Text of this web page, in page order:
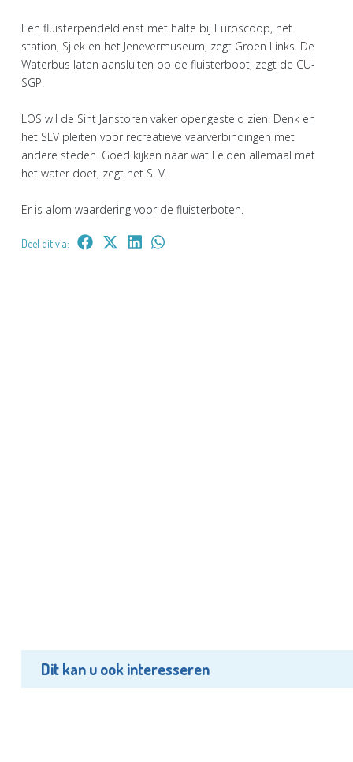
Een fluisterpendeldienst met halte bij Euroscoop, het
station, Sjiek en het Jenevermuseum, zegt Groen Links. De
Waterbus laten aansluiten op de fluisterboot, zegt de CU-
SGP.
LOS wil de Sint Janstoren vaker opengesteld zien. Denk en
het SLV pleiten voor recreatieve vaarverbindingen met
andere steden. Goed kijken naar wat Leiden allemaal met
het water doet, zegt het SLV.
Er is alom waardering voor de fluisterboten.
Deel dit via:
Dit kan u ook interesseren